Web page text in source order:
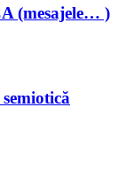
(mesajele… )